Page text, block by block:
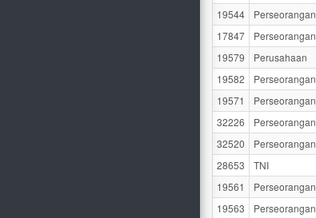
19544
Perseorangan
17847
Perseorangan
19579
Perusahaan
19582
Perseorangan
19571
Perseorangan
32226
Perseorangan
32520
Perseorangan
28653
TNI
19561
Perseorangan
19563
Perseorangan